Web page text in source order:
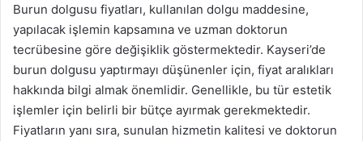
Burun dolgusu fiyatları, kullanılan dolgu maddesine,
yapılacak işlemin kapsamına ve uzman doktorun
tecrübesine göre değişiklik göstermektedir. Kayseri’de
burun dolgusu yaptırmayı düşünenler için, fiyat aralıkları
hakkında bilgi almak önemlidir. Genellikle, bu tür estetik
işlemler için belirli bir bütçe ayırmak gerekmektedir.
Fiyatların yanı sıra, sunulan hizmetin kalitesi ve doktorun